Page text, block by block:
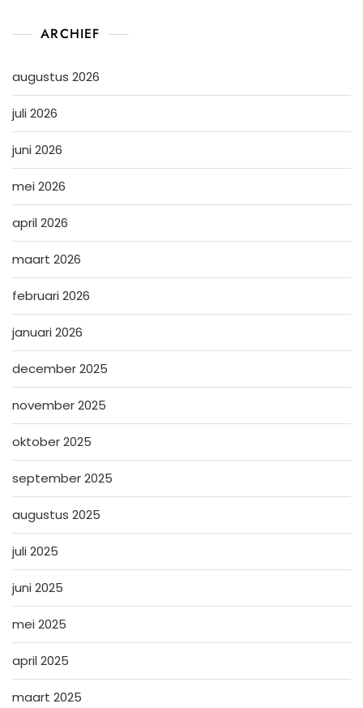
ARCHIEF
augustus 2026
juli 2026
juni 2026
mei 2026
april 2026
maart 2026
februari 2026
januari 2026
december 2025
november 2025
oktober 2025
september 2025
augustus 2025
juli 2025
juni 2025
mei 2025
april 2025
maart 2025